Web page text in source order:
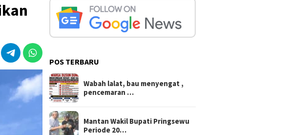
POS TERBARU
Wabah lalat, bau menyengat ,
pencemaran …
Mantan Wakil Bupati Pringsewu
Periode 20…